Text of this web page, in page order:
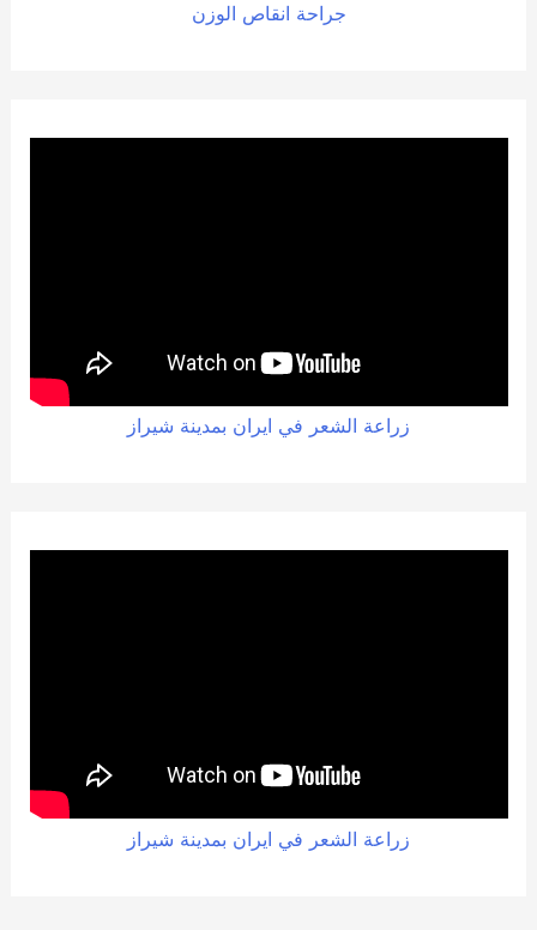
جراحة انقاص الوزن
زراعة الشعر في ايران بمدينة شيراز
زراعة الشعر في ايران بمدينة شيراز